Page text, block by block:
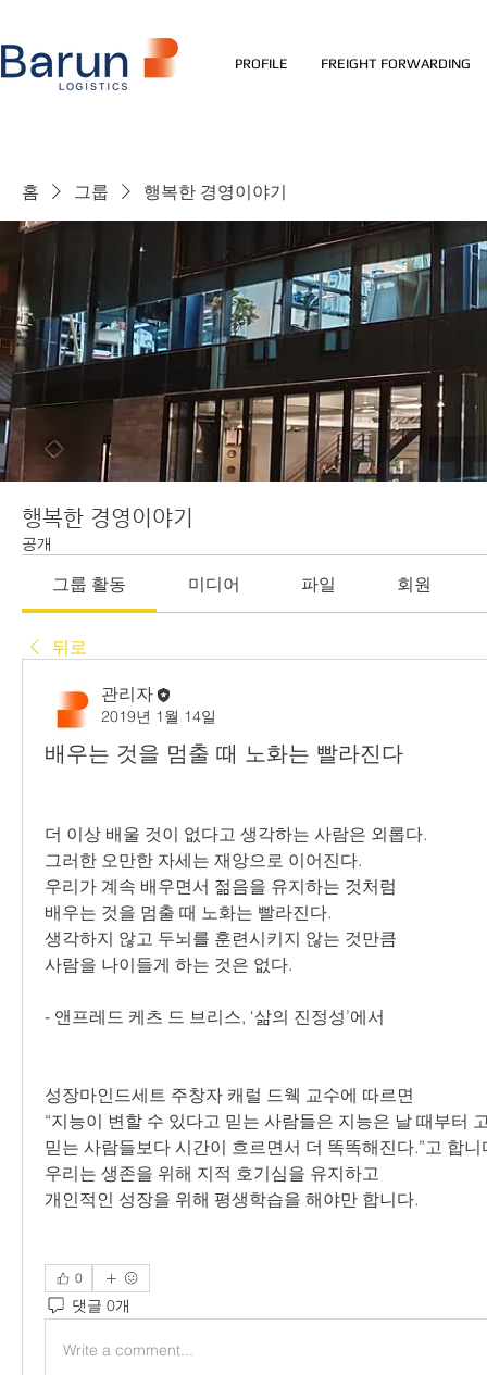
PROFILE FREIGHT FORWARDING
홈 그룹 행복한 경영이야기
행복한 경영이야기
공개
그룹 활동 미디어 파일 회원
뒤로
관리자
2019년 1월 14일
배우는 것을 멈출 때 노화는 빨라진다
더 이상 배울 것이 없다고 생각하는 사람은 외롭다.
그러한 오만한 자세는 재앙으로 이어진다.
우리가 계속 배우면서 젊음을 유지하는 것처럼
배우는 것을 멈출 때 노화는 빨라진다.
생각하지 않고 두뇌를 훈련시키지 않는 것만큼
사람을 나이들게 하는 것은 없다.
- 앤프레드 케츠 드 브리스, ‘삶의 진정성’에서
성장마인드세트 주창자 캐럴 드웩 교수에 따르면
“지능이 변할 수 있다고 믿는 사람들은 지능은 날 때부터
믿는 사람들보다 시간이 흐르면서 더 똑똑해진다.”고 합니
우리는 생존을 위해 지적 호기심을 유지하고
개인적인 성장을 위해 평생학습을 해야만 합니다.
0
댓글 0개
Write a comment...